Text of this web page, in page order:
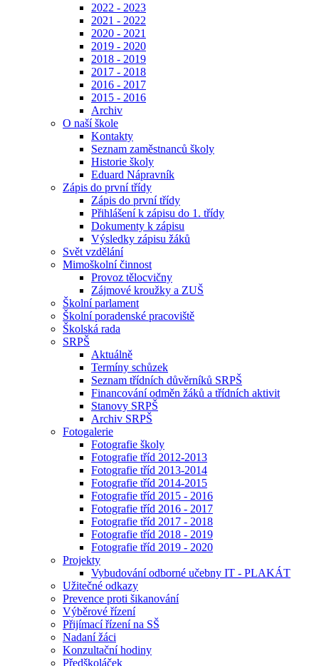
2022 - 2023
2021 - 2022
2020 - 2021
2019 - 2020
2018 - 2019
2017 - 2018
2016 - 2017
2015 - 2016
Archiv
O naší škole
Kontakty
Seznam zaměstnanců školy
Historie školy
Eduard Nápravník
Zápis do první třídy
Zápis do první třídy
Přihlášení k zápisu do 1. třídy
Dokumenty k zápisu
Výsledky zápisu žáků
Svět vzdělání
Mimoškolní činnost
Provoz tělocvičny
Zájmové kroužky a ZUŠ
Školní parlament
Školní poradenské pracoviště
Školská rada
SRPŠ
Aktuálně
Termíny schůzek
Seznam třídních důvěrníků SRPŠ
Financování odměn žáků a třídních aktivit
Stanovy SRPŠ
Archiv SRPŠ
Fotogalerie
Fotografie školy
Fotografie tříd 2012-2013
Fotografie tříd 2013-2014
Fotografie tříd 2014-2015
Fotografie tříd 2015 - 2016
Fotografie tříd 2016 - 2017
Fotografie tříd 2017 - 2018
Fotografie tříd 2018 - 2019
Fotografie tříd 2019 - 2020
Projekty
Vybudování odborné učebny IT - PLAKÁT
Užitečné odkazy
Prevence proti šikanování
Výběrové řízení
Přijímací řízení na SŠ
Nadaní žáci
Konzultační hodiny
Předškoláček